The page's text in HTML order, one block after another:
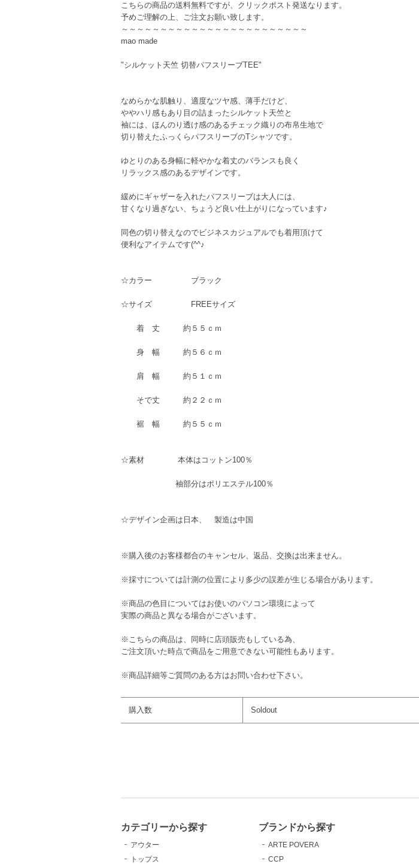
こちらの商品の送料無料ですが、クリックポスト発送なります。
予めご理解の上、ご注文お願い致します。
～～～～～～～～～～～～～～～～～～～～～～～～
mao made
"シルケット天竺 切替パフスリーブTEE"
なめらかな肌触り、適度なツヤ感、薄手だけど、
ややハリ感もあり目の詰まったシルケット天竺と
袖には、ほんのり透け感のあるチェック織りの布帛生地で
切り替えたふっくらパフスリーブのTシャツです。
ゆとりのある身幅に軽やかな着丈のバランスも良く
リラックス感のあるデザインです。
緩めにギャザーを入れたパフスリーブは大人には、
甘くなり過ぎない、ちょうど良い仕上がりになっています♪
同色の切り替えなのでビジネスカジュアルでも着用頂けて
便利なアイテムです(^^♪
☆カラー ブラック
☆サイズ FREEサイズ
着 丈 約５５ｃｍ
身 幅 約５６ｃｍ
肩 幅 約５１ｃｍ
そで丈 約２２ｃｍ
裾 幅 約５５ｃｍ
☆素材 本体はコットン100％
袖部分はポリエステル100％
☆デザイン企画は日本、 製造は中国
※購入後のお客様都合のキャンセル、返品、交換は出来ません。
※採寸については計測の位置により多少の誤差が生じる場合があります。
※商品の色目についてはお使いのパソコン環境によって
実際の商品と異なる場合がございます。
※こちらの商品は、同時に店頭販売もしている為、
ご注文頂いた時点で商品をご用意できない可能性もあります。
※商品詳細等ご質問のある方はお問い合わせ下さい。
購入数 Soldout
カテゴリーから探す
アウター
トップス
ブランドから探す
ARTE POVERA
CCP